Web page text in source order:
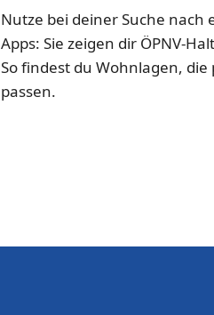
Nutze bei deiner Suche nach
Apps: Sie zeigen dir ÖPNV-
So findest du Wohnlagen,
passen.